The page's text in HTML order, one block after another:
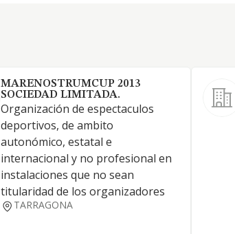
MARENOSTRUMCUP 2013
SOCIEDAD LIMITADA.
Organización de espectaculos
deportivos, de ambito
autonómico, estatal e
internacional y no profesional en
instalaciones que no sean
titularidad de los organizadores
TARRAGONA